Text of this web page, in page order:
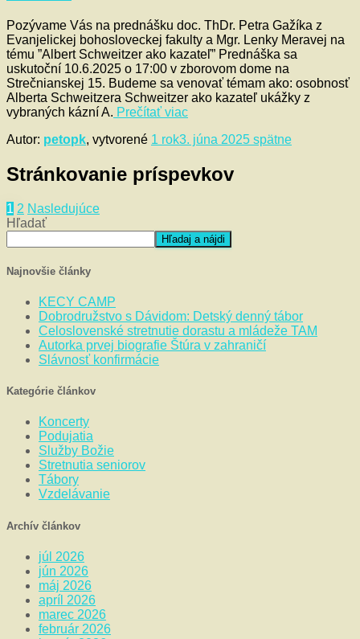
Pozývame Vás na prednášku doc. ThDr. Petra Gažíka z
Evanjelickej bohosloveckej fakulty a Mgr. Lenky Meravej na
tému ”Albert Schweitzer ako kazateľ” Prednáška sa
uskutoční 10.6.2025 o 17:00 v zborovom dome na
Strečnianskej 15. Budeme sa venovať témam ako: osobnosť
Alberta Schweitzera Schweitzer ako kazateľ ukážky z
vybraných kázní A. Prečítať viac
Autor: petopk, vytvorené 1 rok3. júna 2025 spätne
Stránkovanie príspevkov
1 2 Nasledujúce
Hľadať
Hľadaj a nájdi
Najnovšie články
KECY CAMP
Dobrodružstvo s Dávidom: Detský denný tábor
Celoslovenské stretnutie dorastu a mládeže TAM
Autorka prvej biografie Štúra v zahraničí
Slávnosť konfirmácie
Kategórie článkov
Koncerty
Podujatia
Služby Božie
Stretnutia seniorov
Tábory
Vzdelávanie
Archív článkov
júl 2026
jún 2026
máj 2026
apríl 2026
marec 2026
február 2026